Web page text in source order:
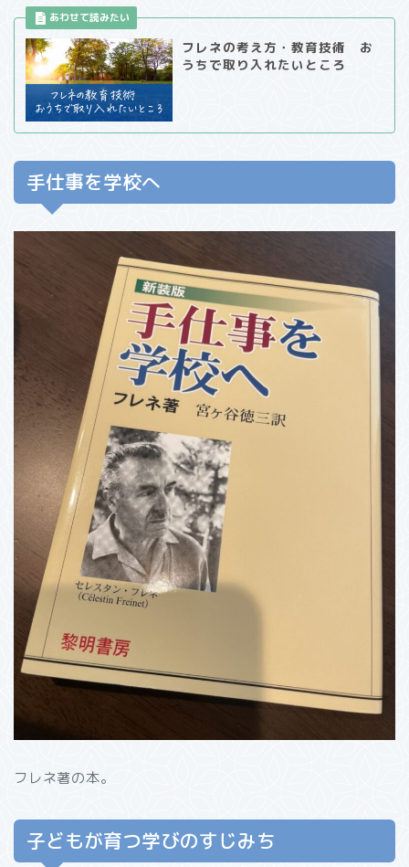
フレネの考え方・教育技術 お
うちで取り入れたいところ
手仕事を学校へ
フレネ著の本。
子どもが育つ学びのすじみち